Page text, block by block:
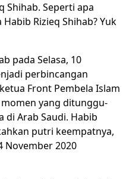
Shihab. Seperti apa
Rizieq Shihab? Yuk
pada Selasa, 10
perbincangan
Front Pembela Islam
yang ditunggu-
Arab Saudi. Habib
putri keempatnya,
November 2020